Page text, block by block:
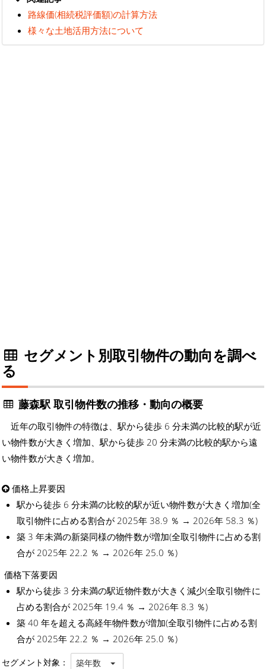
路線価(相続税評価額)の計算方法
様々な土地活用方法について
セグメント別取引物件の動向を調べ
る
藤森駅 取引物件数の推移・動向の概要
近年の取引物件の特徴は、駅から徒歩 6 分未満の比較的駅が近
い物件数が大きく増加、駅から徒歩 20 分未満の比較的駅から遠
い物件数が大きく増加。
価格上昇要因
駅から徒歩 6 分未満の比較的駅が近い物件数が大きく増加(全
取引物件に占める割合が 2025年 38.9 ％ → 2026年 58.3 ％)
築 3 年未満の新築同様の物件数が増加(全取引物件に占める割
合が 2025年 22.2 ％ → 2026年 25.0 ％)
価格下落要因
駅から徒歩 3 分未満の駅近物件数が大きく減少(全取引物件に
占める割合が 2025年 19.4 ％ → 2026年 8.3 ％)
築 40 年を超える高経年物件数が増加(全取引物件に占める割
合が 2025年 22.2 ％ → 2026年 25.0 ％)
セグメント対象： 築年数